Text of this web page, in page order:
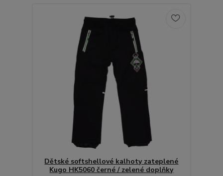
Dětské softshellové kalhoty zateplené
Kugo HK5060 černé / zelené doplňky